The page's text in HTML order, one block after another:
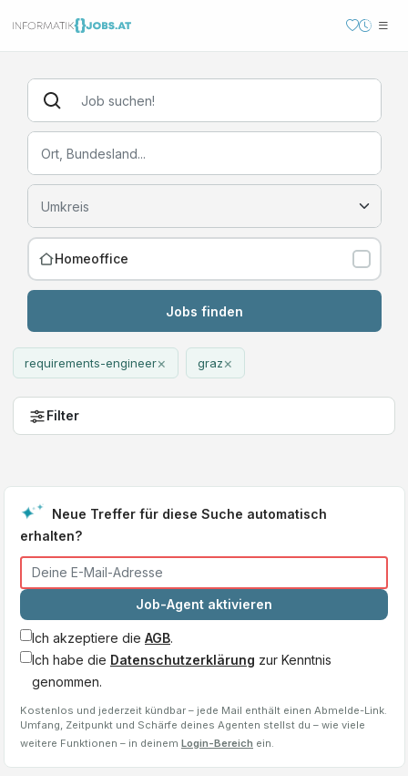
Homeoffice
Jobs finden
requirements-engineer× graz×
Filter
Neue Treffer für diese Suche automatisch
erhalten?
Job-Agent aktivieren
Ich akzeptiere die AGB.
Ich habe die Datenschutzerklärung zur Kenntnis
genommen.
Kostenlos und jederzeit kündbar – jede Mail enthält einen Abmelde-Link.
Umfang, Zeitpunkt und Schärfe deines Agenten stellst du – wie viele
weitere Funktionen – in deinem Login-Bereich ein.